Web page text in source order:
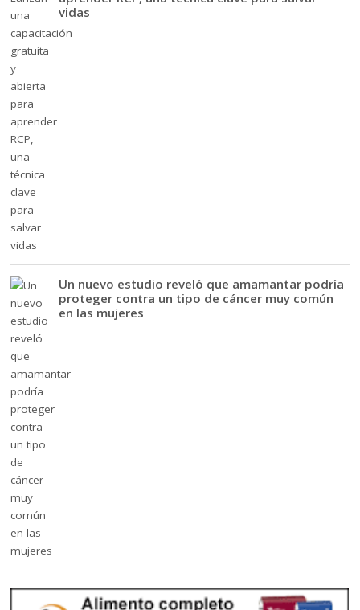
vidas
Un nuevo estudio reveló que amamantar podría
proteger contra un tipo de cáncer muy común
en las mujeres